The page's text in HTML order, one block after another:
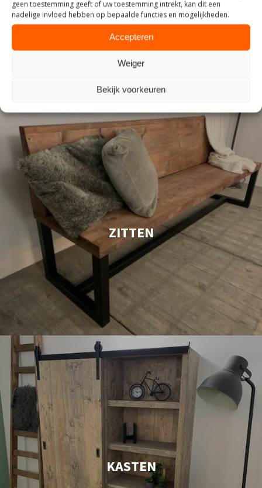
geen toestemming geeft of uw toestemming intrekt, kan dit een
nadelige invloed hebben op bepaalde functies en mogelijkheden.
Accepteren
Weiger
Bekijk voorkeuren
ZITTEN
KASTEN